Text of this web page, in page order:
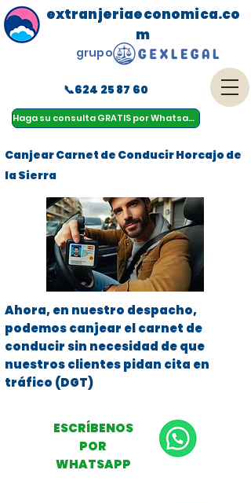
Haga su consulta GRATIS por Whatsapp
menu
extranjeriaeconomica.co
m
📞624 25 87 60
grupo
Canjear Carnet de Conducir Horcajo de
la Sierra
Ahora, en nuestro despacho,
podemos canjear el carnet de
conducir sin necesidad de que
nuestros clientes pidan cita en
tráfico (DGT)
ESCRÍBENOS
POR
WHATSAPP